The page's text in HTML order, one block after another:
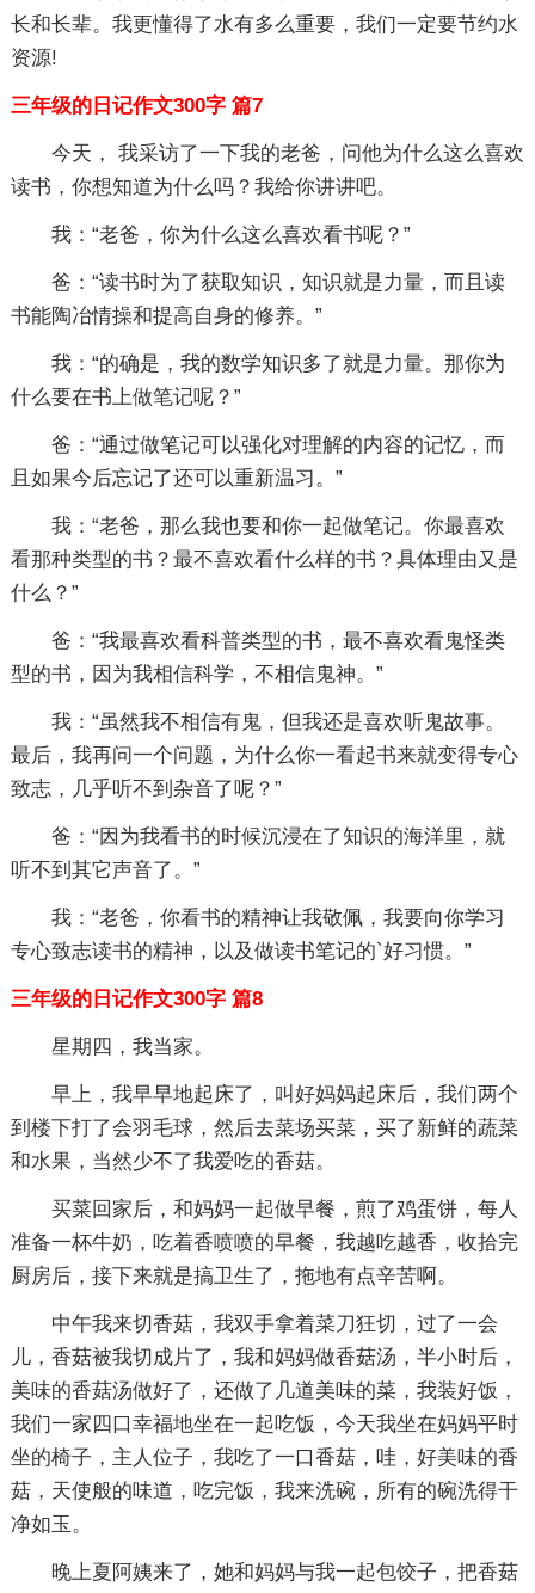
长和长辈。我更懂得了水有多么重要，我们一定要节约水
资源!
三年级的日记作文300字 篇7
今天， 我采访了一下我的老爸，问他为什么这么喜欢
读书，你想知道为什么吗？我给你讲讲吧。
我：“老爸，你为什么这么喜欢看书呢？”
爸：“读书时为了获取知识，知识就是力量，而且读
书能陶冶情操和提高自身的修养。”
我：“的确是，我的数学知识多了就是力量。那你为
什么要在书上做笔记呢？”
爸：“通过做笔记可以强化对理解的内容的记忆，而
且如果今后忘记了还可以重新温习。”
我：“老爸，那么我也要和你一起做笔记。你最喜欢
看那种类型的书？最不喜欢看什么样的书？具体理由又是
什么？”
爸：“我最喜欢看科普类型的书，最不喜欢看鬼怪类
型的书，因为我相信科学，不相信鬼神。”
我：“虽然我不相信有鬼，但我还是喜欢听鬼故事。
最后，我再问一个问题，为什么你一看起书来就变得专心
致志，几乎听不到杂音了呢？”
爸：“因为我看书的时候沉浸在了知识的海洋里，就
听不到其它声音了。”
我：“老爸，你看书的精神让我敬佩，我要向你学习
专心致志读书的精神，以及做读书笔记的`好习惯。”
三年级的日记作文300字 篇8
星期四，我当家。
早上，我早早地起床了，叫好妈妈起床后，我们两个
到楼下打了会羽毛球，然后去菜场买菜，买了新鲜的蔬菜
和水果，当然少不了我爱吃的香菇。
买菜回家后，和妈妈一起做早餐，煎了鸡蛋饼，每人
准备一杯牛奶，吃着香喷喷的早餐，我越吃越香，收拾完
厨房后，接下来就是搞卫生了，拖地有点辛苦啊。
中午我来切香菇，我双手拿着菜刀狂切，过了一会
儿，香菇被我切成片了，我和妈妈做香菇汤，半小时后，
美味的香菇汤做好了，还做了几道美味的菜，我装好饭，
我们一家四口幸福地坐在一起吃饭，今天我坐在妈妈平时
坐的椅子，主人位子，我吃了一口香菇，哇，好美味的香
菇，天使般的味道，吃完饭，我来洗碗，所有的碗洗得干
净如玉。
晚上夏阿姨来了，她和妈妈与我一起包饺子，把香菇